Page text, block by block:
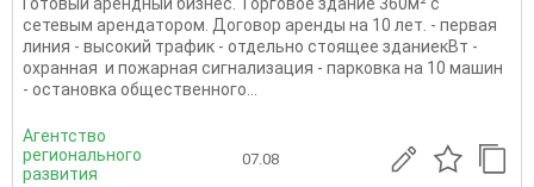
сетевым арендатором. Договор аренды на 10 лет. - первая
линия - высокий трафик - отдельно стоящее зданиекВт -
охранная и пожарная сигнализация - парковка на 10 машин
- остановка общественного...
Агентство
регионального
развития
07.08